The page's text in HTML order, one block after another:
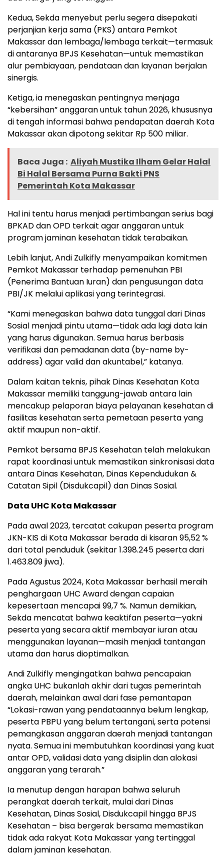
Kedua, Sekda menyebut perlu segera disepakati
perjanjian kerja sama (PKS) antara Pemkot
Makassar dan lembaga/lembaga terkait—termasuk
di antaranya BPJS Kesehatan—untuk memastikan
alur pembiayaan, pendataan dan layanan berjalan
sinergis.
Ketiga, ia menegaskan pentingnya menjaga
“kebersihan” anggaran untuk tahun 2026, khususnya
di tengah informasi bahwa pendapatan daerah Kota
Makassar akan dipotong sekitar Rp 500 miliar.
Baca Juga : Aliyah Mustika Ilham Gelar Halal
Bi Halal Bersama Purna Bakti PNS
Pemerintah Kota Makassar
Hal ini tentu harus menjadi pertimbangan serius bagi
BPKAD dan OPD terkait agar anggaran untuk
program jaminan kesehatan tidak terabaikan.
Lebih lanjut, Andi Zulkifly menyampaikan komitmen
Pemkot Makassar terhadap pemenuhan PBI
(Penerima Bantuan Iuran) dan pengusungan data
PBI/JK melalui aplikasi yang terintegrasi.
“Kami menegaskan bahwa data tunggal dari Dinas
Sosial menjadi pintu utama—tidak ada lagi data lain
yang harus digunakan. Semua harus berbasis
verifikasi dan pemadanan data (by-name by-
address) agar valid dan akuntabel,” katanya.
Dalam kaitan teknis, pihak Dinas Kesehatan Kota
Makassar memiliki tanggung-jawab antara lain
mencakup pelaporan biaya pelayanan kesehatan di
fasilitas kesehatan serta pemetaan peserta yang
aktif maupun non-aktif.
Pemkot bersama BPJS Kesehatan telah melakukan
rapat koordinasi untuk memastikan sinkronisasi data
antara Dinas Kesehatan, Dinas Kependudukan &
Catatan Sipil (Disdukcapil) dan Dinas Sosial.
Data UHC Kota Makassar
Pada awal 2023, tercatat cakupan peserta program
JKN-KIS di Kota Makassar berada di kisaran 95,52 %
dari total penduduk (sekitar 1.398.245 peserta dari
1.463.809 jiwa).
Pada Agustus 2024, Kota Makassar berhasil meraih
penghargaan UHC Award dengan capaian
kepesertaan mencapai 99,7 %. Namun demikian,
Sekda mencatat bahwa keaktifan peserta—yakni
peserta yang secara aktif membayar iuran atau
menggunakan layanan—masih menjadi tantangan
utama dan harus dioptimalkan.
Andi Zulkifly mengingatkan bahwa pencapaian
angka UHC bukanlah akhir dari tugas pemerintah
daerah, melainkan awal dari fase pemantapan
“Lokasi-rawan yang pendataannya belum lengkap,
peserta PBPU yang belum tertangani, serta potensi
pemangkasan anggaran daerah menjadi tantangan
nyata. Semua ini membutuhkan koordinasi yang kuat
antar OPD, validasi data yang disiplin dan alokasi
anggaran yang terarah.”
Ia menutup dengan harapan bahwa seluruh
perangkat daerah terkait, mulai dari Dinas
Kesehatan, Dinas Sosial, Disdukcapil hingga BPJS
Kesehatan – bisa bergerak bersama memastikan
tidak ada rakyat Kota Makassar yang tertinggal
dalam jaminan kesehatan.